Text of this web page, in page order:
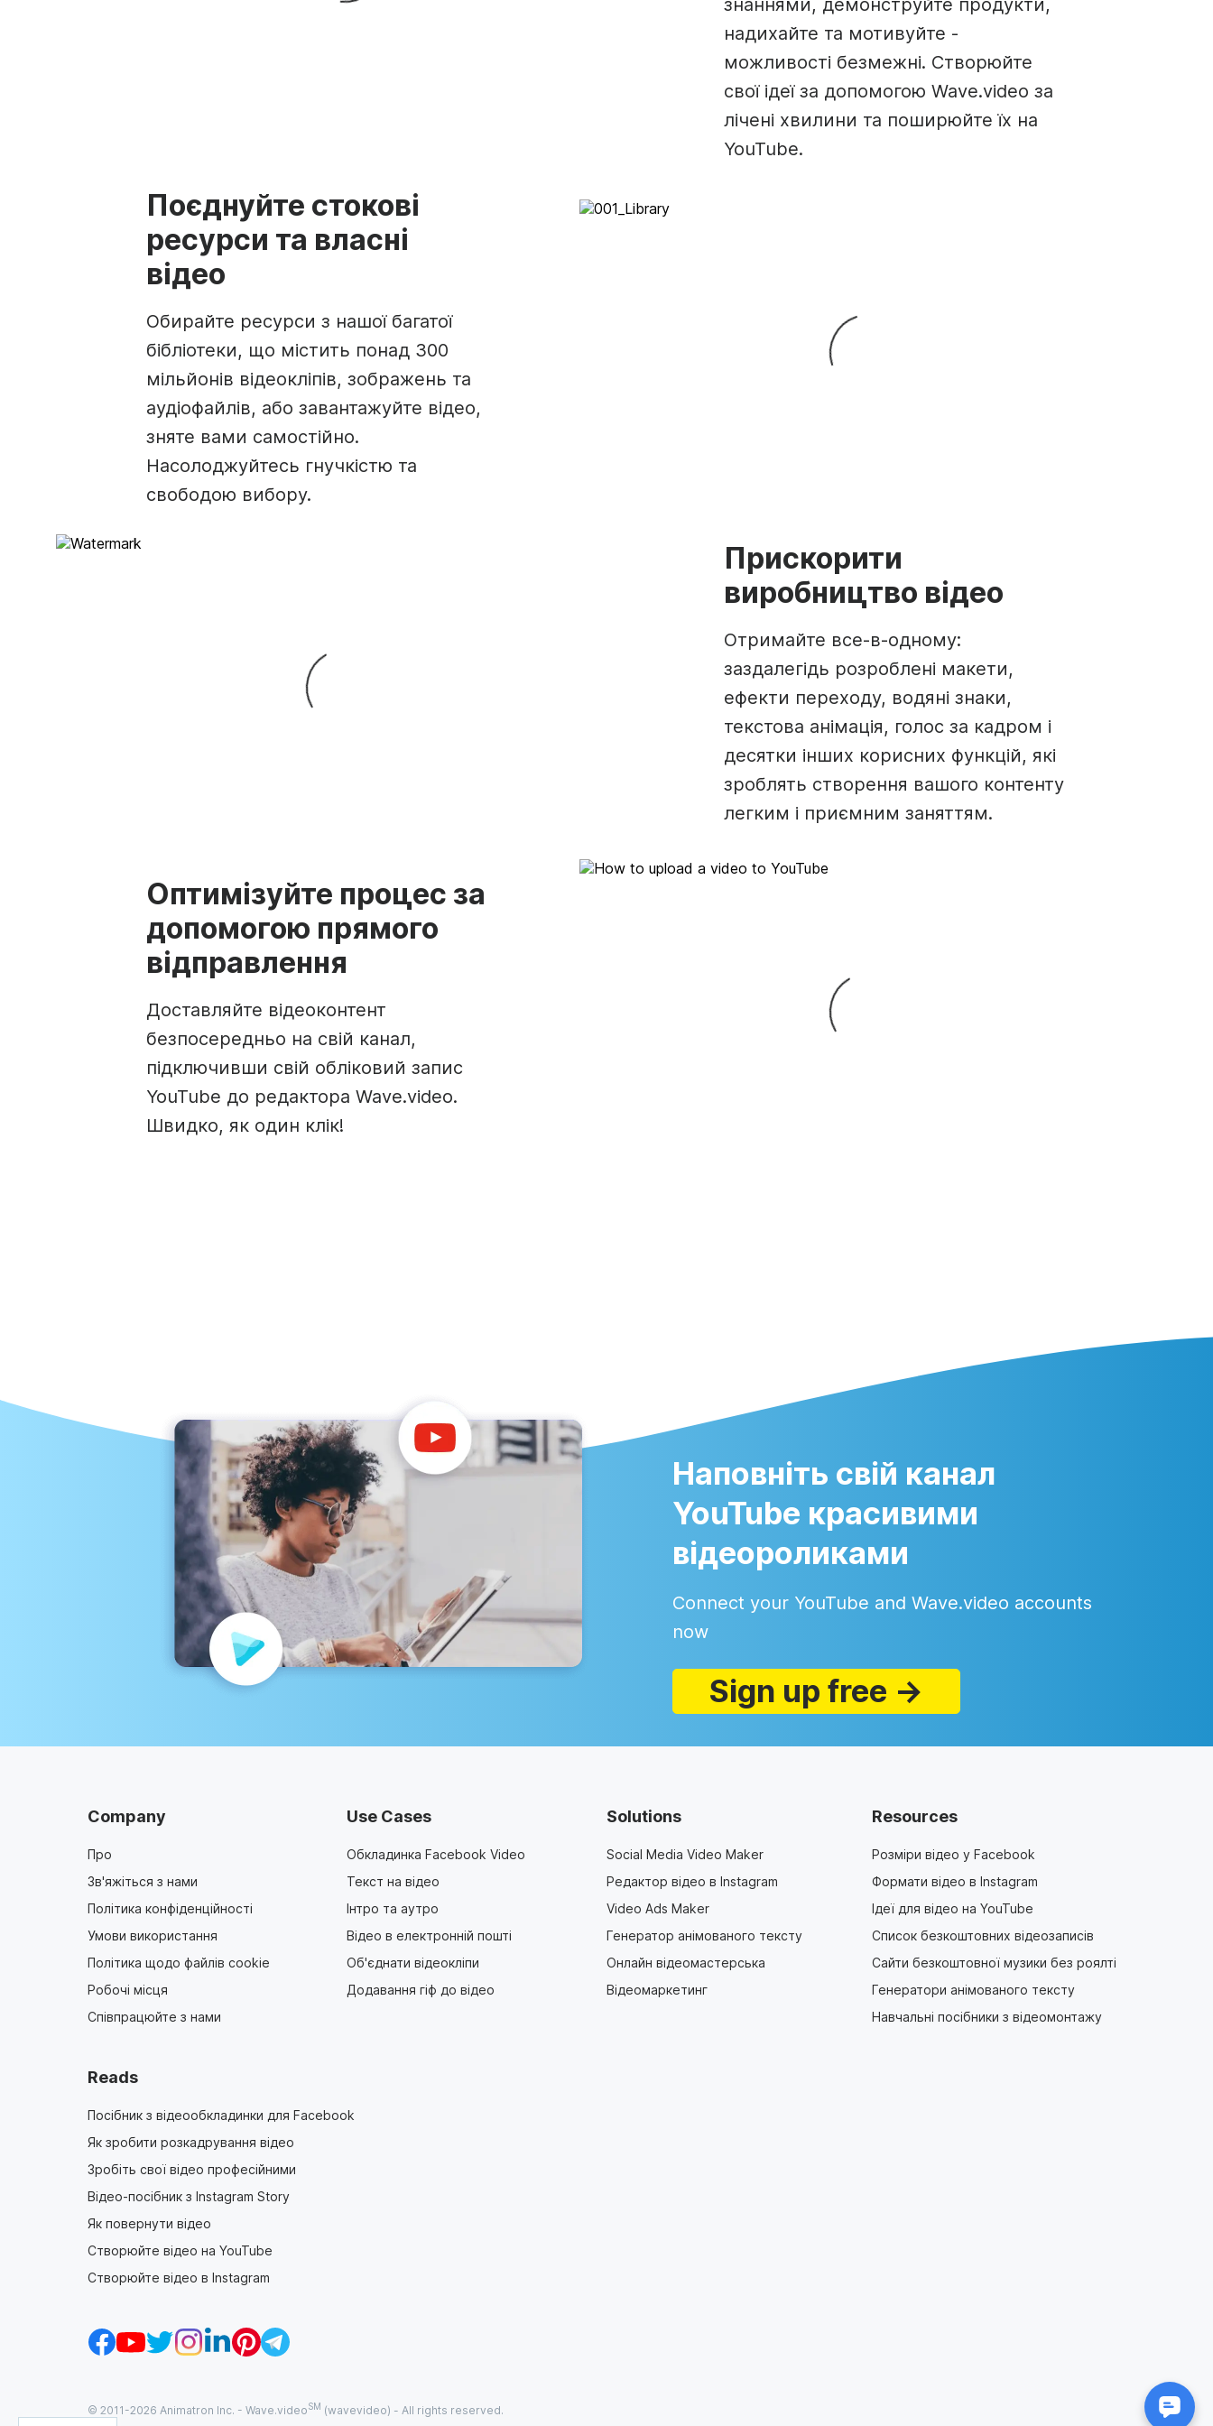
знаннями, демонструйте продукти,
надихайте та мотивуйте -
можливості безмежні. Створюйте
свої ідеї за допомогою Wave.video за
лічені хвилини та поширюйте їх на
YouTube.
Поєднуйте стокові
ресурси та власні
відео
Обирайте ресурси з нашої багатої
бібліотеки, що містить понад 300
мільйонів відеокліпів, зображень та
аудіофайлів, або завантажуйте відео,
зняте вами самостійно.
Насолоджуйтесь гнучкістю та
свободою вибору.
Прискорити
виробництво відео
Отримайте все-в-одному:
заздалегідь розроблені макети,
ефекти переходу, водяні знаки,
текстова анімація, голос за кадром і
десятки інших корисних функцій, які
зроблять створення вашого контенту
легким і приємним заняттям.
Оптимізуйте процес за
допомогою прямого
відправлення
Доставляйте відеоконтент
безпосередньо на свій канал,
підключивши свій обліковий запис
YouTube до редактора Wave.video.
Швидко, як один клік!
Наповніть свій канал
YouTube красивими
відеороликами
Connect your YouTube and Wave.video accounts
now
Sign up free →
Company
Про
Зв'яжіться з нами
Політика конфіденційності
Умови використання
Політика щодо файлів cookie
Робочі місця
Співпрацюйте з нами
Use Cases
Обкладинка Facebook Video
Текст на відео
Інтро та аутро
Відео в електронній пошті
Об'єднати відеокліпи
Додавання гіф до відео
Solutions
Social Media Video Maker
Редактор відео в Instagram
Video Ads Maker
Генератор анімованого тексту
Онлайн відеомастерська
Відеомаркетинг
Resources
Розміри відео у Facebook
Формати відео в Instagram
Ідеї для відео на YouTube
Список безкоштовних відеозаписів
Сайти безкоштовної музики без роялті
Генератори анімованого тексту
Навчальні посібники з відеомонтажу
Reads
Посібник з відеообкладинки для Facebook
Як зробити розкадрування відео
Зробіть свої відео професійними
Відео-посібник з Instagram Story
Як повернути відео
Створюйте відео на YouTube
Створюйте відео в Instagram
© 2011-2026 Animatron Inc. - Wave.videoSM (wavevideo) - All rights reserved.